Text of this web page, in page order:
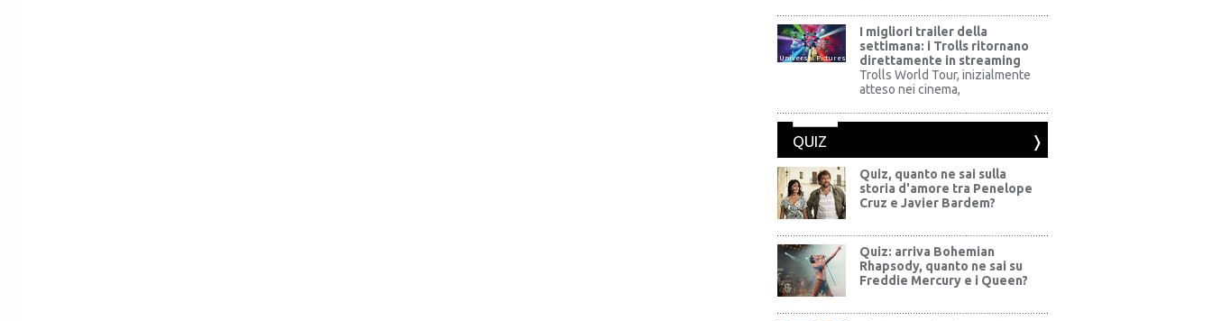
Universal Pictures
I migliori trailer della
settimana: i Trolls ritornano
direttamente in streaming
Trolls World Tour, inizialmente
atteso nei cinema,
QUIZ
Quiz, quanto ne sai sulla
storia d'amore tra Penelope
Cruz e Javier Bardem?
Quiz: arriva Bohemian
Rhapsody, quanto ne sai su
Freddie Mercury e i Queen?